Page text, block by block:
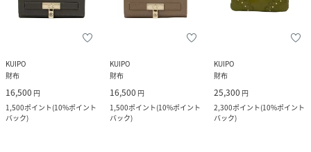
KUIPO
財布
16,500 円
1,500ポイント(10%ポイント
バック)
KUIPO
財布
16,500 円
1,500ポイント(10%ポイント
バック)
KUIPO
財布
25,300 円
2,300ポイント(10%ポイント
バック)